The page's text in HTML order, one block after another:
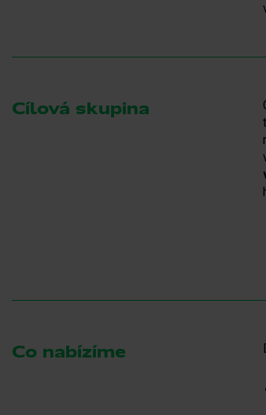
Cílová skupina
Co nabízíme